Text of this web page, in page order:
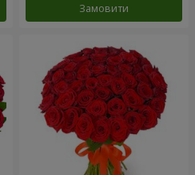
Замовити